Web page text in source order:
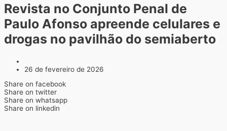
Revista no Conjunto Penal de
Paulo Afonso apreende celulares e
drogas no pavilhão do semiaberto
26 de fevereiro de 2026
Share on facebook
Share on twitter
Share on whatsapp
Share on linkedin